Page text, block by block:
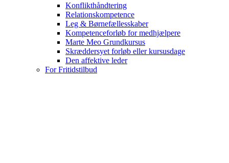
Konflikthåndtering
Relationskompetence
Leg & Børnefællesskaber
Kompetenceforløb for medhjælpere
Marte Meo Grundkursus
Skræddersyet forløb eller kursusdage
Den affektive leder
For Fritidstilbud